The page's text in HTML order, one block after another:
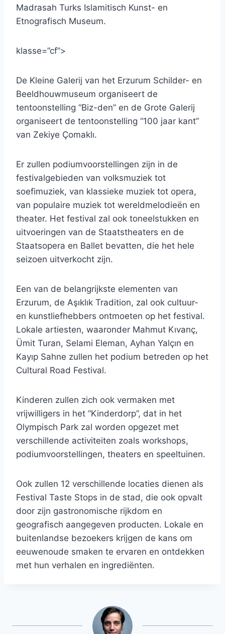
Madrasah Turks Islamitisch Kunst- en
Etnografisch Museum.
klasse=”cf”>
De Kleine Galerij van het Erzurum Schilder- en
Beeldhouwmuseum organiseert de
tentoonstelling “Biz-den” en de Grote Galerij
organiseert de tentoonstelling “100 jaar kant”
van Zekiye Çomaklı.
Er zullen podiumvoorstellingen zijn in de
festivalgebieden van volksmuziek tot
soefimuziek, van klassieke muziek tot opera,
van populaire muziek tot wereldmelodieën en
theater. Het festival zal ook toneelstukken en
uitvoeringen van de Staatstheaters en de
Staatsopera en Ballet bevatten, die het hele
seizoen uitverkocht zijn.
Een van de belangrijkste elementen van
Erzurum, de Aşıklık Tradition, zal ook cultuur-
en kunstliefhebbers ontmoeten op het festival.
Lokale artiesten, waaronder Mahmut Kıvanç,
Ümit Turan, Selami Eleman, Ayhan Yalçın en
Kayıp Sahne zullen het podium betreden op het
Cultural Road Festival.
Kinderen zullen zich ook vermaken met
vrijwilligers in het “Kinderdorp”, dat in het
Olympisch Park zal worden opgezet met
verschillende activiteiten zoals workshops,
podiumvoorstellingen, theaters en speeltuinen.
Ook zullen 12 verschillende locaties dienen als
Festival Taste Stops in de stad, die ook opvalt
door zijn gastronomische rijkdom en
geografisch aangegeven producten. Lokale en
buitenlandse bezoekers krijgen de kans om
eeuwenoude smaken te ervaren en ontdekken
met hun verhalen en ingrediënten.